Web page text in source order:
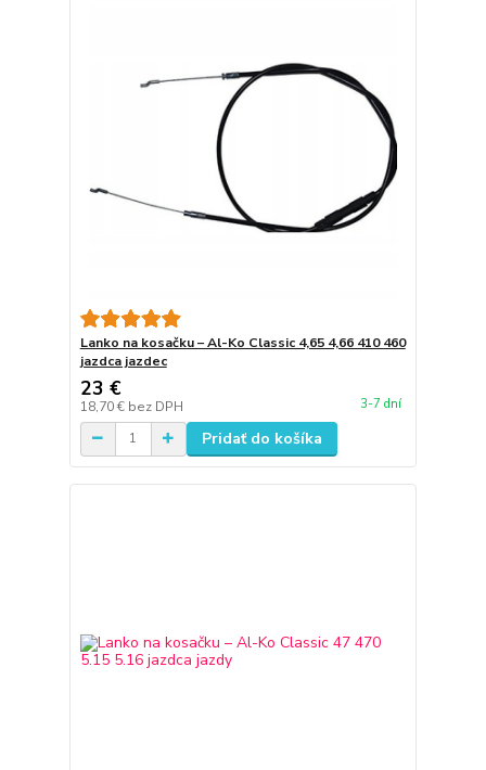
Lanko na kosačku – Al-Ko Classic 4,65 4,66 410 460
jazdca jazdec
23 €
18,70 € bez DPH 3-7 dní
Pridať do košíka